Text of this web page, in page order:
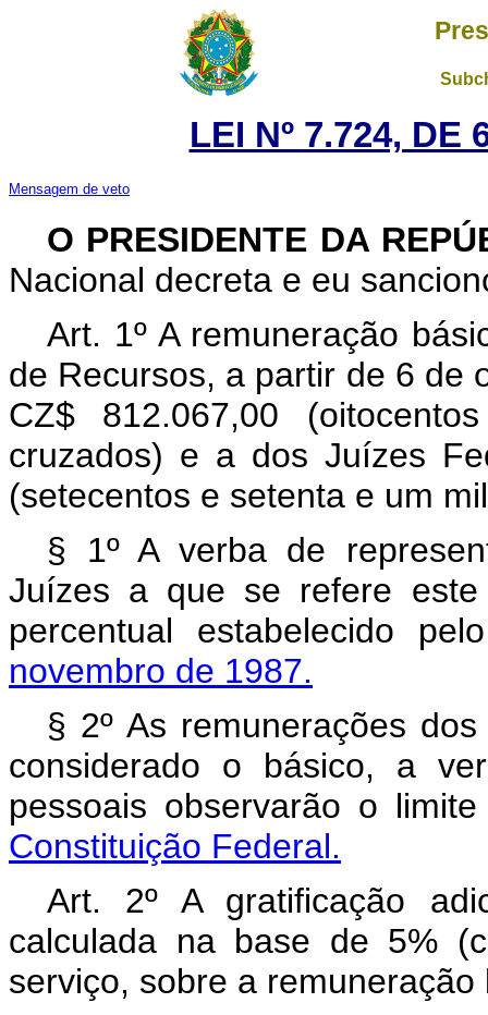
LEI Nº 7.724, DE
Mensagem de veto
O PRESIDENTE DA
Nacional decreta e eu
Art. 1º A remuneração
de Recursos, a partir de 6 de
CZ$ 812.067,00
cruzados) e a dos Juízes
(setecentos e setenta e um
§ 1º A verba de
Juízes a que se refere
percentual estabelecido
novembro de 1987.
§ 2º As remunerações
considerado o básico, a
pessoais observarão o
Constituição Federal.
Art. 2º A gratificação
calculada na base de 5%
serviço, sobre a